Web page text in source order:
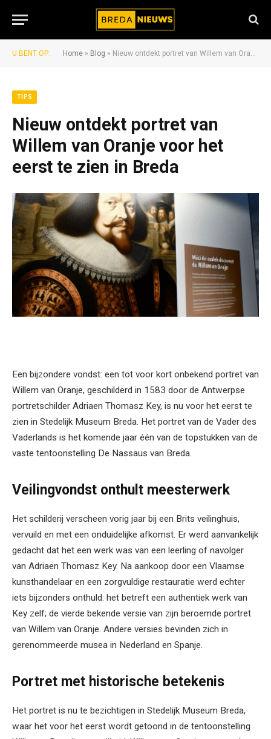
U BENT OP: Home » Blog » Nieuw ontdekt portret van Willem van Oranje voor het eerst te zien in Breda
TIPS
Nieuw ontdekt portret van
Willem van Oranje voor het
eerst te zien in Breda
Een bijzondere vondst: een tot voor kort onbekend portret van
Willem van Oranje, geschilderd in 1583 door de Antwerpse
portretschilder Adriaen Thomasz Key, is nu voor het eerst te
zien in Stedelijk Museum Breda. Het portret van de Vader des
Vaderlands is het komende jaar één van de topstukken van de
vaste tentoonstelling De Nassaus van Breda.
Veilingvondst onthult meesterwerk
Het schilderij verscheen vorig jaar bij een Brits veilinghuis,
vervuild en met een onduidelijke afkomst. Er werd aanvankelijk
gedacht dat het een werk was van een leerling of navolger
van Adriaen Thomasz Key. Na aankoop door een Vlaamse
kunsthandelaar en een zorgvuldige restauratie werd echter
iets bijzonders onthuld: het betreft een authentiek werk van
Key zelf; de vierde bekende versie van zijn beroemde portret
van Willem van Oranje. Andere versies bevinden zich in
gerenommeerde musea in Nederland en Spanje.
Portret met historische betekenis
Het portret is nu te bezichtigen in Stedelijk Museum Breda,
waar het voor het eerst wordt getoond in de tentoonstelling